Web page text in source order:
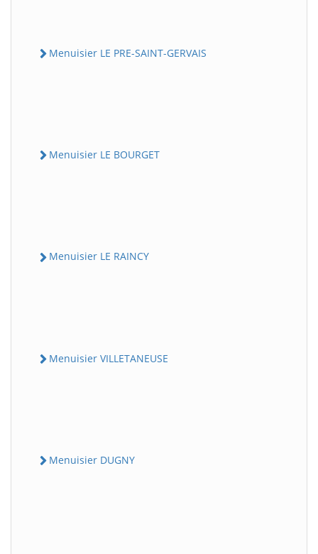
Menuisier LE PRE-SAINT-GERVAIS
Menuisier LE BOURGET
Menuisier LE RAINCY
Menuisier VILLETANEUSE
Menuisier DUGNY